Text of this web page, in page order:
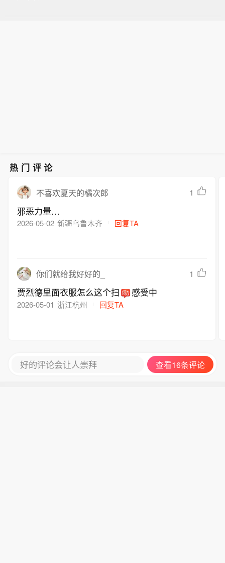
热门评论
不喜欢夏天的橘次郎 1
邪恶力量…
2026-05-02 新疆乌鲁木齐 回复TA
你们就给我好好的_ 1
贾烈德里面衣服怎么这个扫 感受中
2026-05-01 浙江杭州 回复TA
好的评论会让人崇拜 查看16条评论